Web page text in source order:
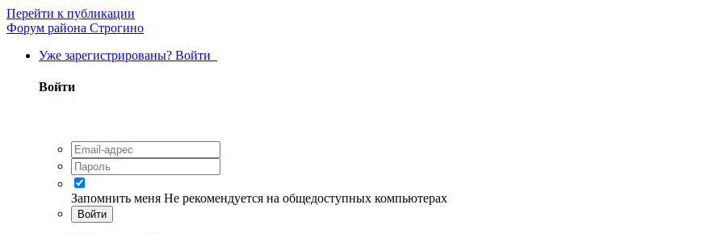
Перейти к публикации
Форум района Строгино
Уже зарегистрированы? Войти
Войти
Запомнить меня Не рекомендуется на общедоступных компьютерах
Войти